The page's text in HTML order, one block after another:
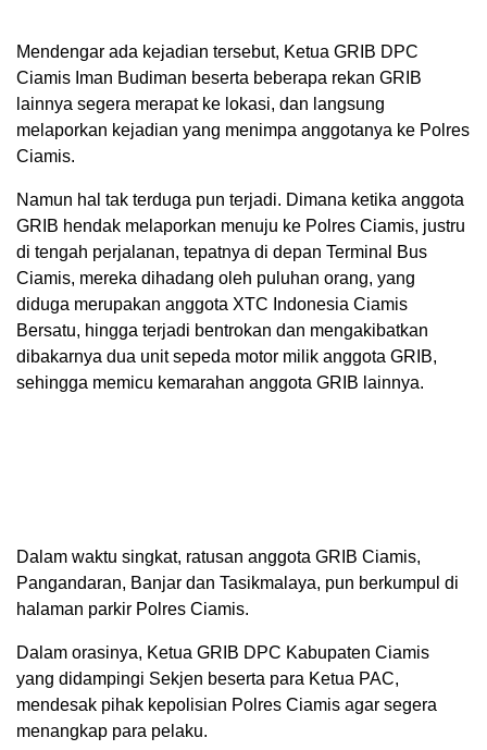
Mendengar ada kejadian tersebut, Ketua GRIB DPC
Ciamis Iman Budiman beserta beberapa rekan GRIB
lainnya segera merapat ke lokasi, dan langsung
melaporkan kejadian yang menimpa anggotanya ke Polres
Ciamis.
Namun hal tak terduga pun terjadi. Dimana ketika anggota
GRIB hendak melaporkan menuju ke Polres Ciamis, justru
di tengah perjalanan, tepatnya di depan Terminal Bus
Ciamis, mereka dihadang oleh puluhan orang, yang
diduga merupakan anggota XTC Indonesia Ciamis
Bersatu, hingga terjadi bentrokan dan mengakibatkan
dibakarnya dua unit sepeda motor milik anggota GRIB,
sehingga memicu kemarahan anggota GRIB lainnya.
Dalam waktu singkat, ratusan anggota GRIB Ciamis,
Pangandaran, Banjar dan Tasikmalaya, pun berkumpul di
halaman parkir Polres Ciamis.
Dalam orasinya, Ketua GRIB DPC Kabupaten Ciamis
yang didampingi Sekjen beserta para Ketua PAC,
mendesak pihak kepolisian Polres Ciamis agar segera
menangkap para pelaku.